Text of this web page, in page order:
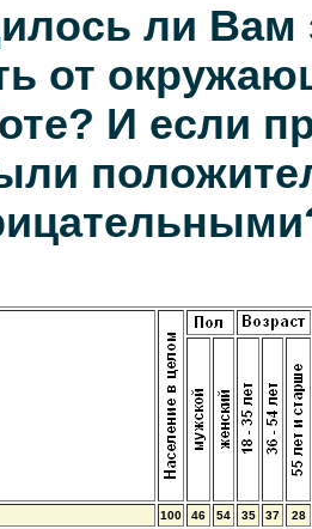
ли
от
И если
100 46 54 35 37 28